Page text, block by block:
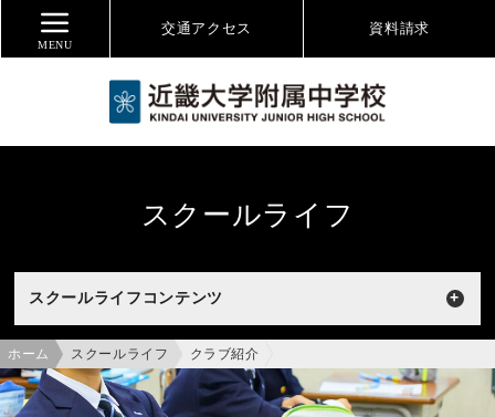
MENU
交通アクセス 資料請求
スクールライフ
スクールライフコンテンツ
ホーム スクールライフ クラブ紹介